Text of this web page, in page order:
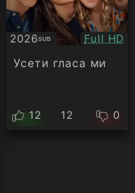
2026SUB
Субтитри Качество:
Full HD
Усети гласа ми
12 12 0